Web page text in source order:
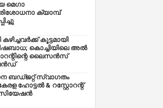
മെഗാ
ക്യാമ്പ്
കഴിച്ചവർക്ക് കൂട്ടമായി
കൊച്ചിയിലെ അൽ
ലൈസൻസ്
ബഡ്‌ജറ്റ് സ്വാഗതം
ഹോട്ടൽ & റസ്റ്റോറന്റ്